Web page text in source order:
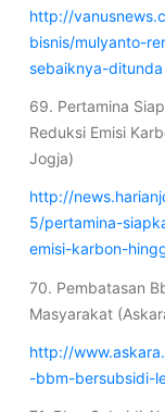
http://
bisnis/mulyanto-
sebaiknya-ditunda
69. Pertamina
Reduksi Emisi
Jogja)
http://
5/pertamina-
emisi-karbon-
70. Pembatasan
Masyarakat
http://
-bbm-bersubsidi-